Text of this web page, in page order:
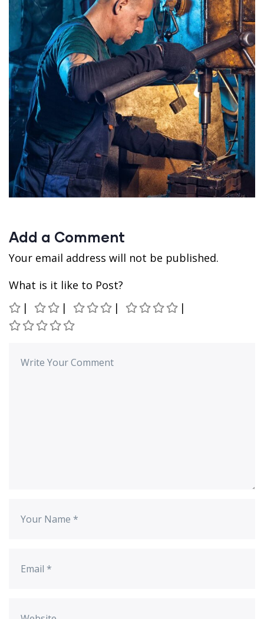
Add a Comment
Your email address will not be published.
What is it like to Post?